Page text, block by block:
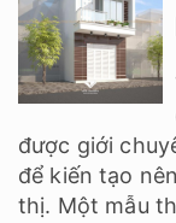
được giới
để kiến tạo
thị. Một mẫu